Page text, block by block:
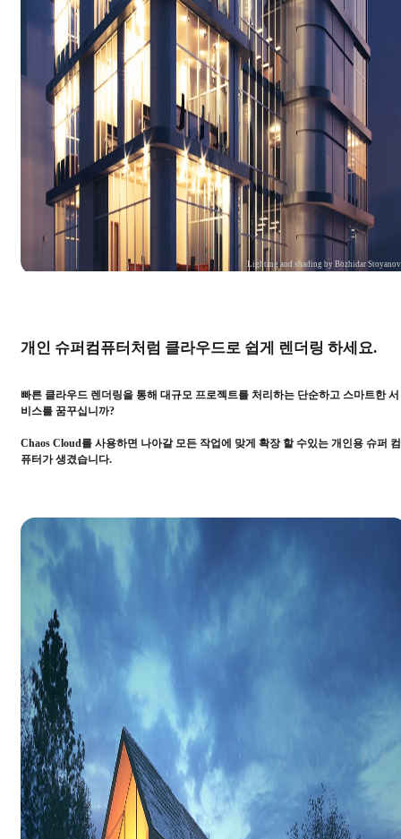
Lighting and shading by Bozhidar Stoyanov
개인 슈퍼컴퓨터처럼 클라우드로 쉽게 렌더링 하세요.
빠른 클라우드 렌더링을 통해 대규모 프로젝트를 처리하는 단순하고 스마트한 서
비스를 꿈꾸십니까?
Chaos Cloud를 사용하면 나아갈 모든 작업에 맞게 확장 할 수있는 개인용 슈퍼 컴
퓨터가 생겼습니다.